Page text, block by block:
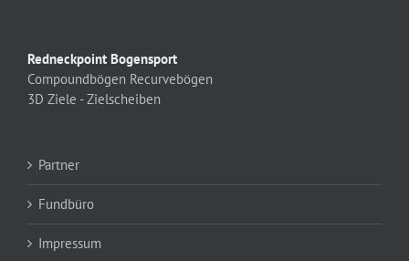
Redneckpoint Bogensport
Compoundbögen Recurvebögen
3D Ziele - Zielscheiben
Partner
Fundbüro
Impressum